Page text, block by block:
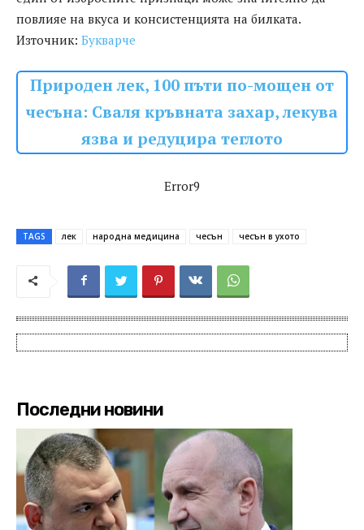
повлияе на вкуса и консистенцията на билката.
Източник: Букварче
Природен лек, 100 пъти по-мощен от
чесъна: Сваля кръвната захар, лекува
язва и редуцира теглото
Error9
TAGS лек народна медицина чесън чесън в ухото
Последни новини